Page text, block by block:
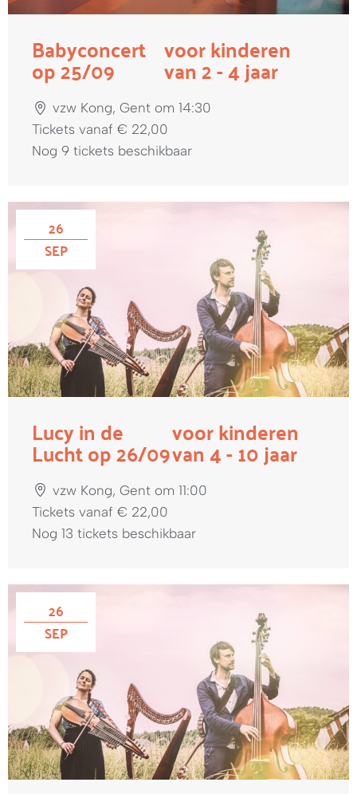
Babyconcert
op 25/09
voor kinderen
van 2 - 4 jaar
vzw Kong, Gent om 14:30
Tickets vanaf € 22,00
Nog 9 tickets beschikbaar
26
SEP
Lucy in de
Lucht op 26/09
voor kinderen
van 4 - 10 jaar
vzw Kong, Gent om 11:00
Tickets vanaf € 22,00
Nog 13 tickets beschikbaar
26
SEP